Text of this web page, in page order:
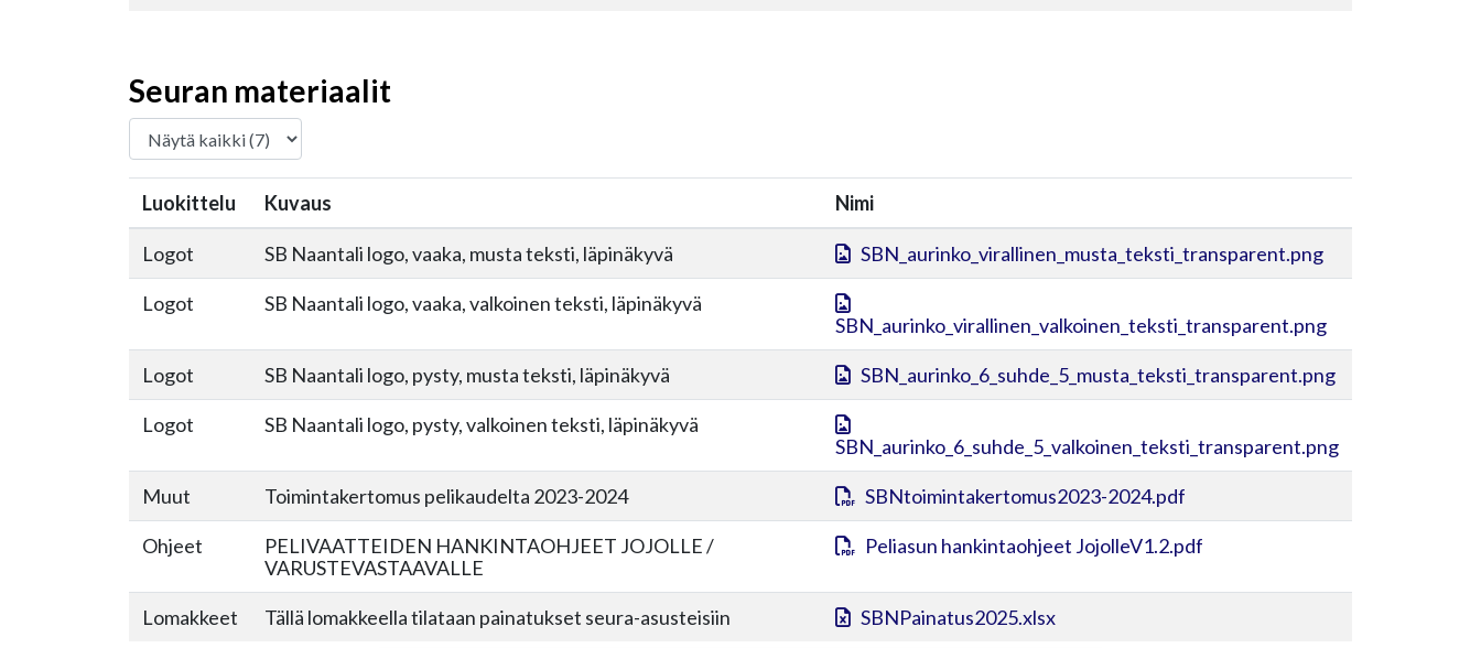
Seuran materiaalit
Luokittelu Kuvaus Nimi
Logot SB Naantali logo, vaaka, musta teksti, läpinäkyvä SBN_aurinko_virallinen_musta_teksti_transparent.png
Logot
SB Naantali logo, vaaka, valkoinen teksti, läpinäkyvä
SBN_aurinko_virallinen_valkoinen_teksti_transparent.png
Logot SB Naantali logo, pysty, musta teksti, läpinäkyvä SBN_aurinko_6_suhde_5_musta_teksti_transparent.png
Logot
SB Naantali logo, pysty, valkoinen teksti, läpinäkyvä
SBN_aurinko_6_suhde_5_valkoinen_teksti_transparent.png
Muut Toimintakertomus pelikaudelta 2023-2024 SBNtoimintakertomus2023-2024.pdf
Ohjeet
PELIVAATTEIDEN HANKINTAOHJEET JOJOLLE /
VARUSTEVASTAAVALLE
Peliasun hankintaohjeet JojolleV1.2.pdf
Lomakkeet Tällä lomakkeella tilataan painatukset seura-asusteisiin SBNPainatus2025.xlsx